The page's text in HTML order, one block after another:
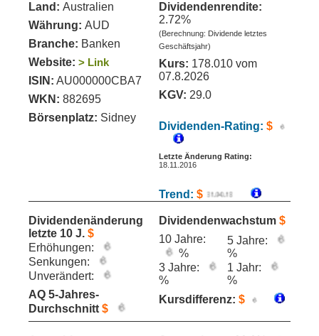
Land: Australien
Währung: AUD
Branche: Banken
Website: > Link
ISIN: AU000000CBA7
WKN: 882695
Börsenplatz: Sidney
Dividendenrendite:
2.72%
(Berechnung: Dividende letztes
Geschäftsjahr)
Kurs: 178.010 vom
07.8.2026
KGV: 29.0
Dividenden-Rating: $
Letzte Änderung Rating:
18.11.2016
Trend: $
Dividendenänderung
letzte 10 J. $
Erhöhungen:
Senkungen:
Unverändert:
AQ 5-Jahres-
Durchschnitt $
Dividendenwachstum $
10 Jahre:
%
5 Jahre:
%
3 Jahre:
%
1 Jahr:
%
Kursdifferenz: $